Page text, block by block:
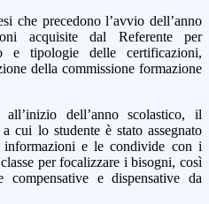
che precedono l’avvio dell’anno
acquisite dal Referente per
e tipologie delle certificazioni,
della commissione formazione
all’inizio dell’anno scolastico, il
cui lo studente è stato assegnato
informazioni e le condivide con i
per focalizzare i bisogni, così
e dispensative da